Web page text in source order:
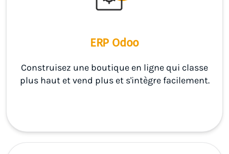
ERP Odoo
Construisez une boutique en ligne qui classe
plus haut et vend plus et s'intègre facilement.